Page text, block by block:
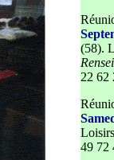
(58).
22 62
49 72